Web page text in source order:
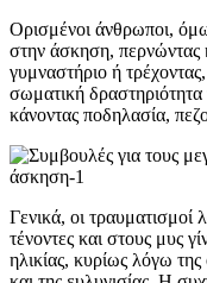
Ορισμένοι άνθρωποι,
στην άσκηση,
γυμναστήριο ή
σωματική δραστηριότητα
κάνοντας ποδηλασία,
Γενικά, οι
τένοντες και στους μυς
ηλικίας, κυρίως λόγω